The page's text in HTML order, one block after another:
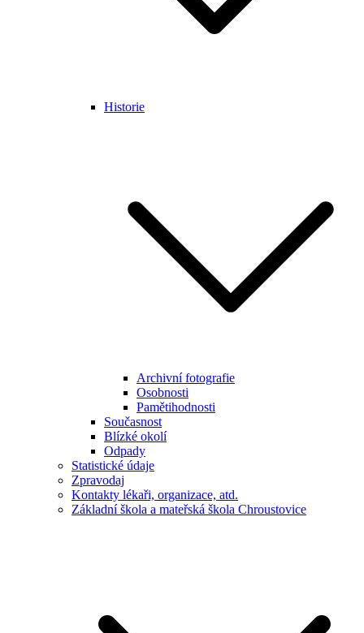
Historie
Archivní fotografie
Osobnosti
Pamětihodnosti
Současnost
Blízké okolí
Odpady
Statistické údaje
Zpravodaj
Kontakty lékaři, organizace, atd.
Základní škola a mateřská škola Chroustovice